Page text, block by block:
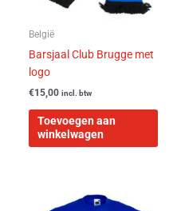
België
Barsjaal Club Brugge met
logo
€15,00 incl. btw
Toevoegen aan
winkelwagen